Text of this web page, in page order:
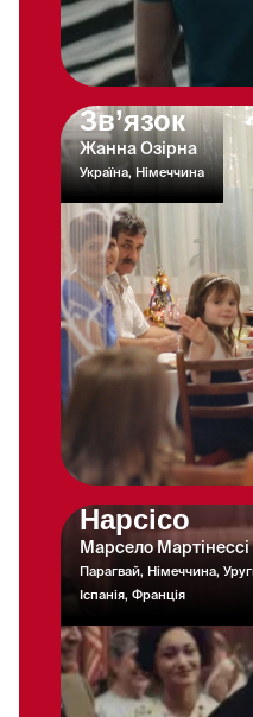
Зв’язок
Жанна Озірна
Україна, Німеччина
Нарсісо
Марсело Мартінессі
Парагвай, Німеччина,
Іспанія, Франція